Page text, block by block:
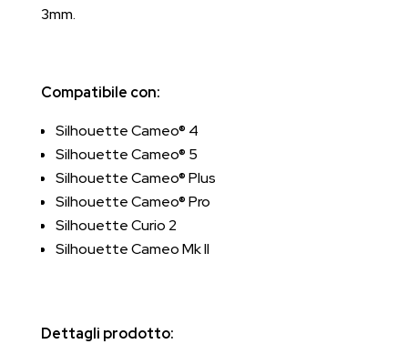
3mm.
Compatibile con:
Silhouette Cameo® 4
Silhouette Cameo® 5
Silhouette Cameo® Plus
Silhouette Cameo® Pro
Silhouette Curio 2
Silhouette Cameo Mk II
Dettagli prodotto: